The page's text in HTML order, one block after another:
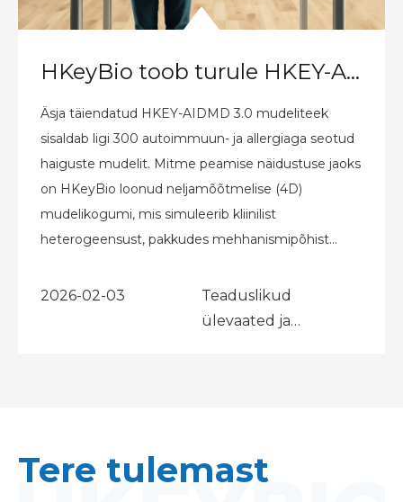
HKeyBio toob turule HKEY-AIDMD 3.0 – järgmise põlvkonna platvormi, mis lahendab autoimmuun- ja allergiaravimite väljatöötamise kõige raskema väljakutse: mitme sihtmärgi kombinatsioonistrateegiate optimeerimine
Äsja täiendatud HKEY-AIDMD 3.0 mudeliteek
sisaldab ligi 300 autoimmuun- ja allergiaga seotud
haiguste mudelit. Mitme peamise näidustuse jaoks
on HKeyBio loonud neljamõõtmelise (4D)
mudelikogumi, mis simuleerib kliinilist
heterogeensust, pakkudes mehhanismipõhist
jaoks.
2026-02-03
Teaduslikud
ülevaated ja
Tere tulemast